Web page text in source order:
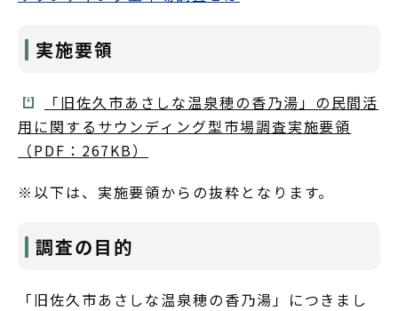
実施要領
「旧佐久市あさしな温泉穂の香乃湯」の民間活
用に関するサウンディング型市場調査実施要領
（PDF：267KB）
※以下は、実施要領からの抜粋となります。
調査の目的
「旧佐久市あさしな温泉穂の香乃湯」につきまし